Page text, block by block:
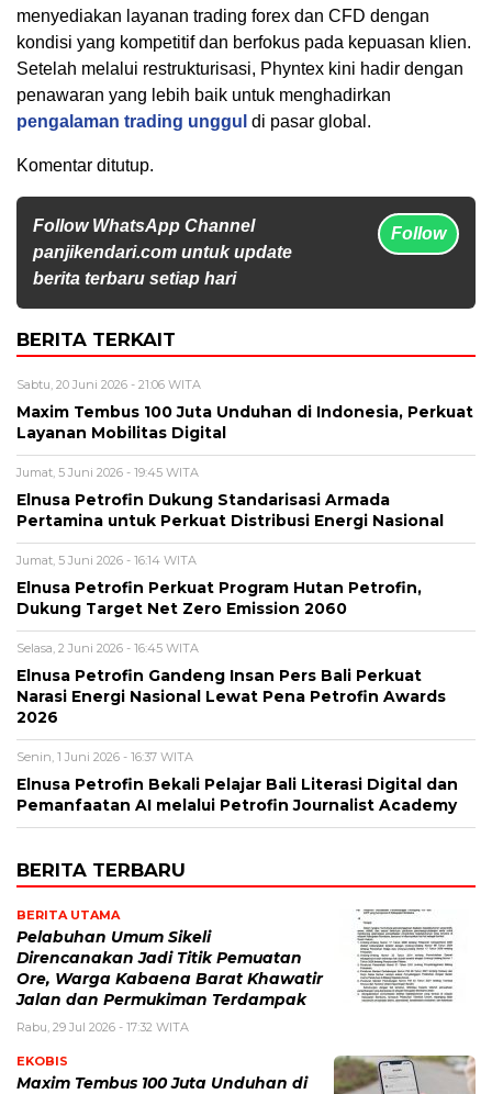
menyediakan layanan trading forex dan CFD dengan
kondisi yang kompetitif dan berfokus pada kepuasan klien.
Setelah melalui restrukturisasi, Phyntex kini hadir dengan
penawaran yang lebih baik untuk menghadirkan
pengalaman trading unggul di pasar global.
Komentar ditutup.
Follow WhatsApp Channel
panjikendari.com untuk update
berita terbaru setiap hari
Follow
BERITA TERKAIT
Sabtu, 20 Juni 2026 - 21:06 WITA
Maxim Tembus 100 Juta Unduhan di Indonesia, Perkuat
Layanan Mobilitas Digital
Jumat, 5 Juni 2026 - 19:45 WITA
Elnusa Petrofin Dukung Standarisasi Armada
Pertamina untuk Perkuat Distribusi Energi Nasional
Jumat, 5 Juni 2026 - 16:14 WITA
Elnusa Petrofin Perkuat Program Hutan Petrofin,
Dukung Target Net Zero Emission 2060
Selasa, 2 Juni 2026 - 16:45 WITA
Elnusa Petrofin Gandeng Insan Pers Bali Perkuat
Narasi Energi Nasional Lewat Pena Petrofin Awards
2026
Senin, 1 Juni 2026 - 16:37 WITA
Elnusa Petrofin Bekali Pelajar Bali Literasi Digital dan
Pemanfaatan AI melalui Petrofin Journalist Academy
BERITA TERBARU
BERITA UTAMA
Pelabuhan Umum Sikeli
Direncanakan Jadi Titik Pemuatan
Ore, Warga Kabaena Barat Khawatir
Jalan dan Permukiman Terdampak
Rabu, 29 Jul 2026 - 17:32 WITA
EKOBIS
Maxim Tembus 100 Juta Unduhan di